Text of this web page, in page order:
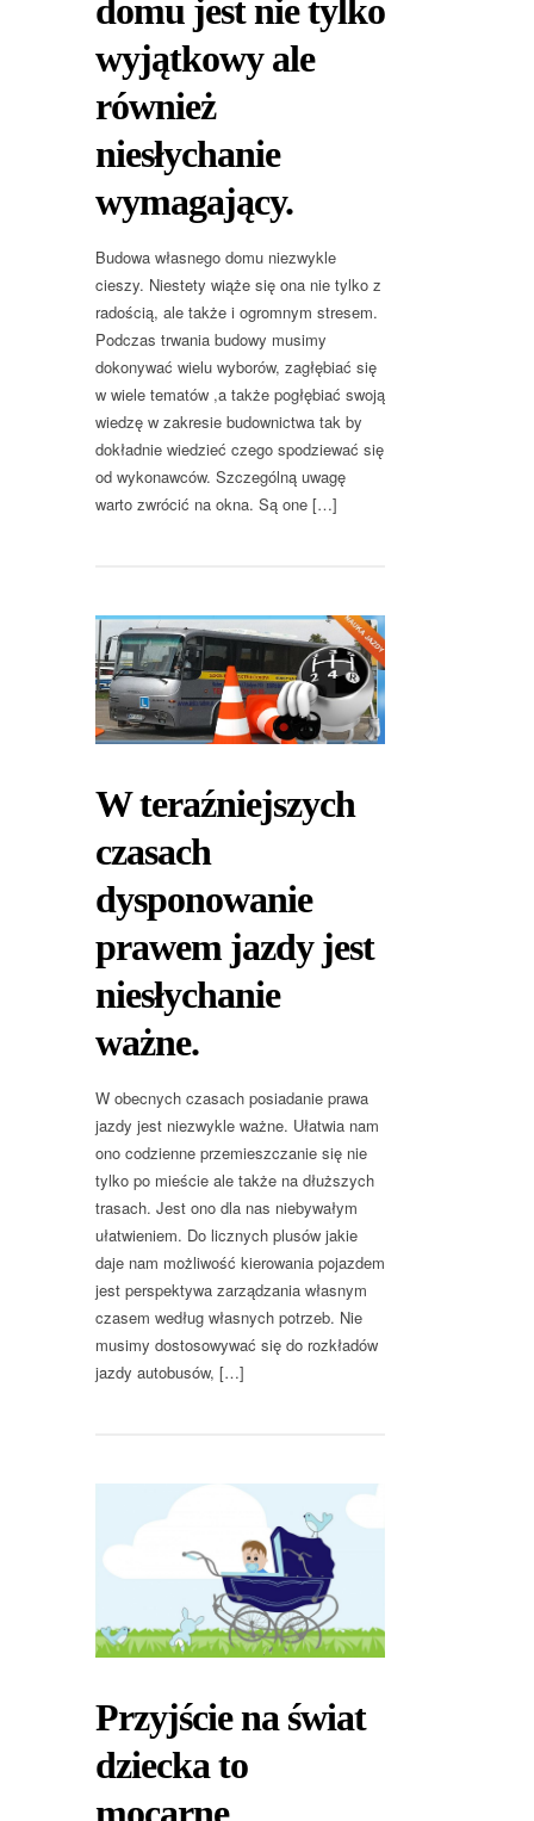
domu jest nie tylko
wyjątkowy ale
również
niesłychanie
wymagający.
Budowa własnego domu niezwykle
cieszy. Niestety wiąże się ona nie tylko z
radością, ale także i ogromnym stresem.
Podczas trwania budowy musimy
dokonywać wielu wyborów, zagłębiać się
w wiele tematów ,a także pogłębiać swoją
wiedzę w zakresie budownictwa tak by
dokładnie wiedzieć czego spodziewać się
od wykonawców. Szczególną uwagę
warto zwrócić na okna. Są one […]
W teraźniejszych
czasach
dysponowanie
prawem jazdy jest
niesłychanie
ważne.
W obecnych czasach posiadanie prawa
jazdy jest niezwykle ważne. Ułatwia nam
ono codzienne przemieszczanie się nie
tylko po mieście ale także na dłuższych
trasach. Jest ono dla nas niebywałym
ułatwieniem. Do licznych plusów jakie
daje nam możliwość kierowania pojazdem
jest perspektywa zarządzania własnym
czasem według własnych potrzeb. Nie
musimy dostosowywać się do rozkładów
jazdy autobusów, […]
Przyjście na świat
dziecka to